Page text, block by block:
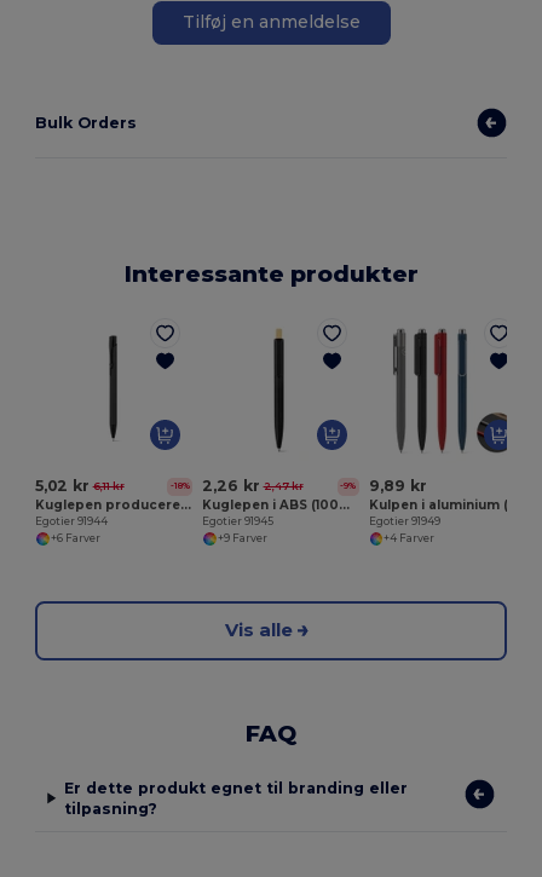
Tilføj en anmeldelse
Bulk Orders
Interessante produkter
5,02 kr 6,11 kr -18%
Kuglepen produceret i genvundet aluminium (100% rAL)
Egotier 91944
+6 Farver
2,26 kr 2,47 kr -9%
Kuglepen i ABS (100% rABS) plast med bambus knap
Egotier 91945
+9 Farver
9,89 kr
Egotier 91949
+4 Farver
Vis alle
FAQ
Er dette produkt egnet til branding eller
tilpasning?